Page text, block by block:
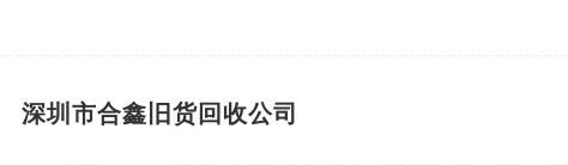
深圳市合鑫旧货回收公司